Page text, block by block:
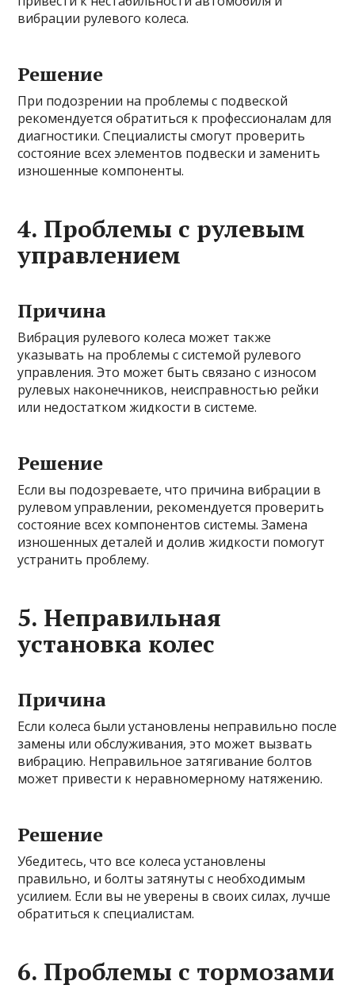
вибрации рулевого колеса.
Решение
При подозрении на проблемы с подвеской
рекомендуется обратиться к профессионалам для
диагностики. Специалисты смогут проверить
состояние всех элементов подвески и заменить
изношенные компоненты.
4. Проблемы с рулевым
управлением
Причина
Вибрация рулевого колеса может также
указывать на проблемы с системой рулевого
управления. Это может быть связано с износом
рулевых наконечников, неисправностью рейки
или недостатком жидкости в системе.
Решение
Если вы подозреваете, что причина вибрации в
рулевом управлении, рекомендуется проверить
состояние всех компонентов системы. Замена
изношенных деталей и долив жидкости помогут
устранить проблему.
5. Неправильная
установка колес
Причина
Если колеса были установлены неправильно после
замены или обслуживания, это может вызвать
вибрацию. Неправильное затягивание болтов
может привести к неравномерному натяжению.
Решение
Убедитесь, что все колеса установлены
правильно, и болты затянуты с необходимым
усилием. Если вы не уверены в своих силах, лучше
обратиться к специалистам.
6. Проблемы с тормозами